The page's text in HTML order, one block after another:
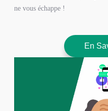
ne vous échappe !
En